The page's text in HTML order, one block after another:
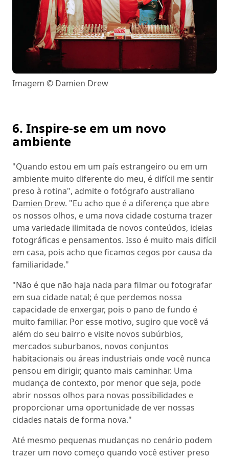
Imagem © Damien Drew
6. Inspire-se em um novo
ambiente
"Quando estou em um país estrangeiro ou em um
ambiente muito diferente do meu, é difícil me sentir
preso à rotina", admite o fotógrafo australiano
Damien Drew. "Eu acho que é a diferença que abre
os nossos olhos, e uma nova cidade costuma trazer
uma variedade ilimitada de novos conteúdos, ideias
fotográficas e pensamentos. Isso é muito mais difícil
em casa, pois acho que ficamos cegos por causa da
familiaridade."
"Não é que não haja nada para filmar ou fotografar
em sua cidade natal; é que perdemos nossa
capacidade de enxergar, pois o pano de fundo é
muito familiar. Por esse motivo, sugiro que você vá
além do seu bairro e visite novos subúrbios,
mercados suburbanos, novos conjuntos
habitacionais ou áreas industriais onde você nunca
pensou em dirigir, quanto mais caminhar. Uma
mudança de contexto, por menor que seja, pode
abrir nossos olhos para novas possibilidades e
proporcionar uma oportunidade de ver nossas
cidades natais de forma nova."
Até mesmo pequenas mudanças no cenário podem
trazer um novo começo quando você estiver preso